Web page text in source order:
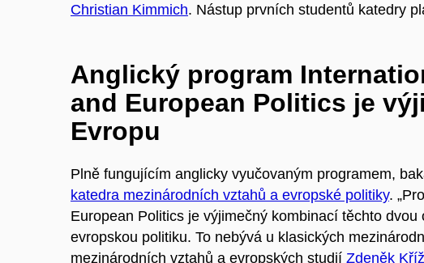
Christian Kimmich. Nástup prvních studentů katedry
Anglický program
and European Politics je
Evropu
Plně fungujícím anglicky vyučovaným programem,
katedra mezinárodních vztahů a evropské politiky.
European Politics je výjimečný kombinací těchto
evropskou politiku. To nebývá u klasických
mezinárodních vztahů a evropských studií Zdeněk Kříž